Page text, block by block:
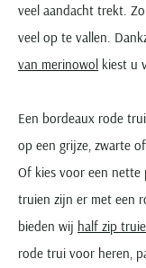
veel aandacht trekt.
veel op te vallen.
van merinowol kiest u
Een bordeaux rode
op een grijze, zwarte
Of kies voor een nette
truien zijn er met een
bieden wij half zip
rode trui voor heren,